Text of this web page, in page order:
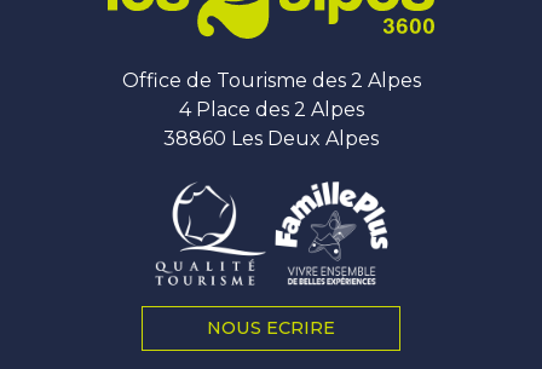
Office de Tourisme des 2 Alpes
4 Place des 2 Alpes
38860 Les Deux Alpes
NOUS ECRIRE